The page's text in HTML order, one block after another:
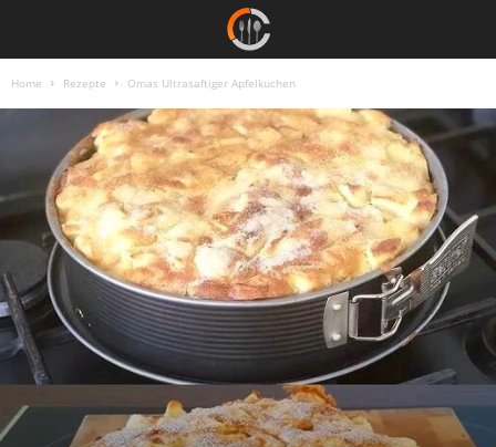
Home Rezepte Omas Ultrasaftiger Apfelkuchen